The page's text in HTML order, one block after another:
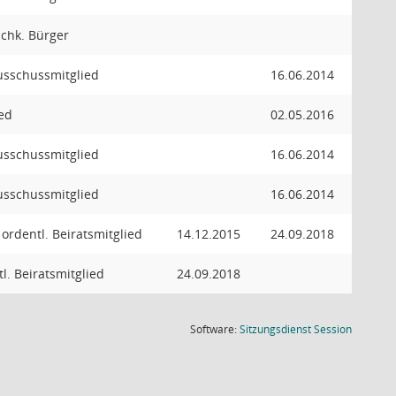
Bürger
16.06.2014
02.05.2016
16.06.2014
16.06.2014
Beiratsmitglied 14.12.2015 24.09.2018
Beiratsmitglied 24.09.2018
Software:SitzungsdienstSession(Wird in